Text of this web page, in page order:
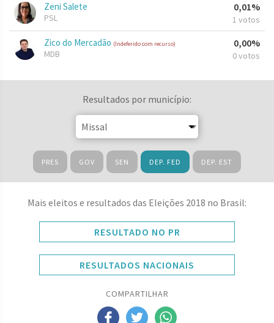
Zeni Salete
PSL
0,01%
1 votos
Zico do Mercadão (Indeferido com recurso)
MDB
0,00%
0 votos
Resultados por município:
PRES GOV SEN DEP. FED DEP. EST
Mais eleitos e resultados das Eleições 2018 no Brasil:
RESULTADO NO PR
RESULTADOS NACIONAIS
COMPARTILHAR